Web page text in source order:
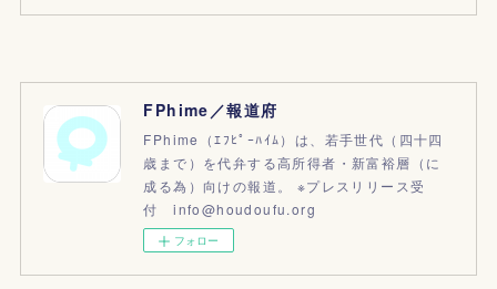
FPhime／報道府
FPhime（ｴﾌﾋﾟｰﾊｲﾑ）は、若手世代（四十四
歳まで）を代弁する高所得者・新富裕層（に
成る為）向けの報道。 ※プレスリリース受
付 info@houdoufu.org
フォロー